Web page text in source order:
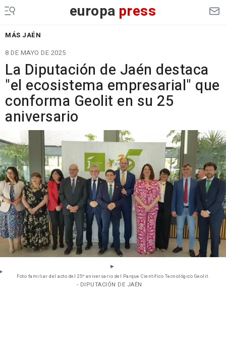
europa press
MÁS JAÉN
8 DE MAYO DE 2025
La Diputación de Jaén destaca
"el ecosistema empresarial" que
conforma Geolit en su 25
aniversario
Foto familiar del acto del 25º aniversario del Parque Científico Tecnológico Geolit.
- DIPUTACIÓN DE JAÉN